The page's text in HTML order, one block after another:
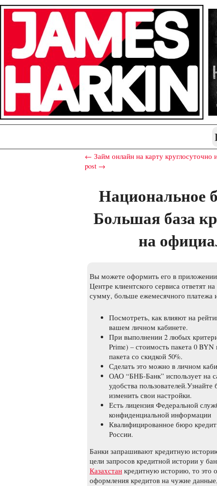
← Займ онлайн на карту круглосуточно
post →
Национальное
Большая база
на
Вы можете оформить его в
Центре клиентского сервиса ответят
сумму, больше ежемесячного платежа
Посмотреть, как влияют на
вашем личном кабинете.
При выполнении 2 любых
Prime) – стоимость пакета 0
пакета со скидкой 50%.
Сделать это можно в личном
ОАО “БНБ-Банк” использует на
удобства
изменить свои настройки.
Есть лицензия Федеральной
конфиденциальной информации
Квалифицированное бюро
России.
Банки запрашивают кредитную
цели запросов кредитной истории у
Казахстан кредитную историю, то это
оформления кредитов на чужие